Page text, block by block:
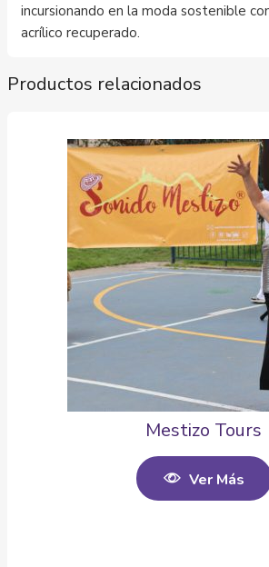
incursionando en la moda sostenible
acrílico recuperado.
Productos relacionados
Mestizo Tours
Ver Más